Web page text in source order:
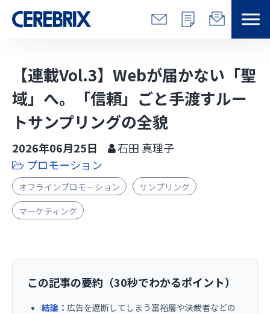
解決できる課題
サービス
事例
コラム/営総研
会社情報
【連載Vol.3】Webが届かない「聖
域」へ。「信頼」ごと手渡すルー
トサンプリングの全貌
2026年06月25日
石田 真理子
プロモーション
オフラインプロモーション
サンプリング
マーケティング
この記事の要約（30秒でわかるポイント）
結論： 広告を遮断してしまう富裕層や決裁者などの